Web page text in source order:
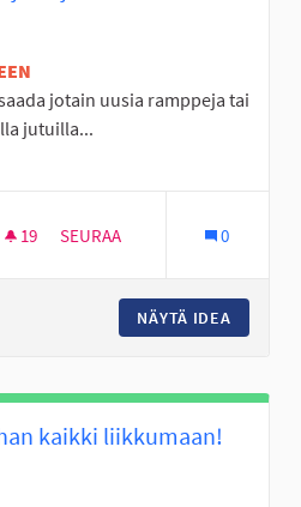
jotain uusia ramppeja tai
jutuilla...
Itäinen Seinäjoki
19 19 SEURAAJAA
SEURAA 0
NÄYTÄ IDEA
kaikki liikkumaan!